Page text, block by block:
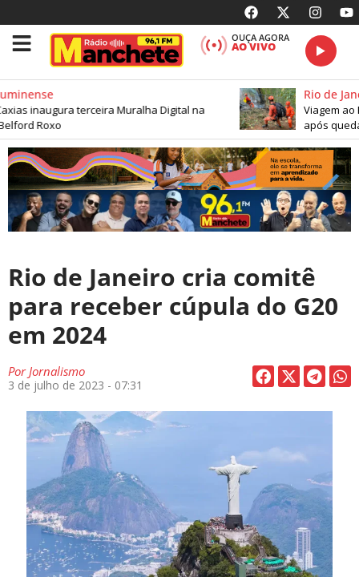
OUÇA AGORA
AO VIVO
inaugura terceira Muralha Digital na
Roxo
Rio de
Viagem ao
após
Rio de Janeiro cria comitê
para receber cúpula do G20
em 2024
PorJornalismo
3 de julho de 2023 - 07:31